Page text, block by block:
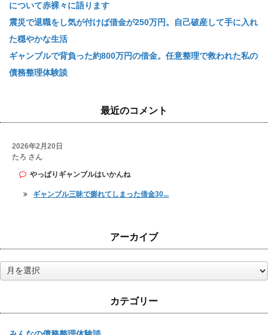
について赤裸々に語ります
震災で退職をし気が付けば借金が250万円。自己破産して手に入れ
た穏やかな生活
ギャンブルで背負った約800万円の借金。任意整理で救われた私の
債務整理体験談
最近のコメント
2026年2月20日
たろ さん
やっぱりギャンブルはいかんね
ギャンブル三昧で膨れてしまった借金30...
アーカイブ
ー
ブ
カテゴリー